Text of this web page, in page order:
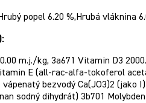
popel 6.20 %,Hrubá vláknina
m.j./kg, 3a671 Vitamin D3
E (all-rac-alfa-tokoferol
bezvodý Ca(JO3)2 (jako
sodný dihydrát) 3b701